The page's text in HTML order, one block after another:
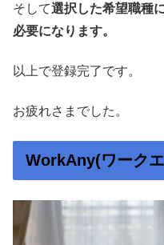
そして選択した希望職種
必要になります。
以上で登録完了です。
お疲れさまでした。
WorkAny(ワーク